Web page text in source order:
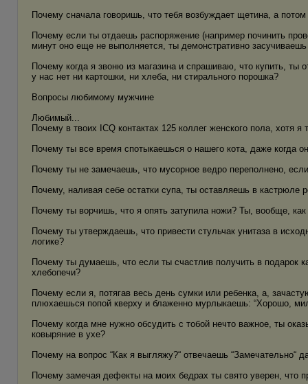
Почему сначала говоришь, что тебя возбуждает щетина, а
Почему если ты отдаешь распоряжение (например починить
минут оно еще не выполняется, ты демонстративно
Почему когда я звоню из магазина и спрашиваю, что купить,
у нас нет ни картошки, ни хлеба, ни стирального порошка?
Вопросы любимому мужчине
Любимый...
Почему в твоих IСQ контактах 125 коллег женского пола, хотя
Почему ты все время спотыкаешься о нашего кота, даже когда
Почему ты не замечаешь, что мусорное ведро переполнено,
Почему, наливая себе остатки супа, ты оставляешь в кастрюле
Почему ты ворчишь, что я опять затупила ножи? Ты, вообще,
Почему ты утверждаешь, что привести стульчак унитаза в
логике?
Почему ты думаешь, что если ты счастлив получить в подарок
хлебопечи?
Почему если я, потягав весь день сумки или ребенка, а,
плюхаешься попой кверху и блаженно мурлыкаешь: “Хорошо,
Почему когда мне нужно обсудить с тобой нечто важное, ты
ковыряние в ухе?
Почему на вопрос “Как я выгляжу?“ отвечаешь “Замечательно“
Почему замечая дефекты на моих бедрах ты свято уверен, что